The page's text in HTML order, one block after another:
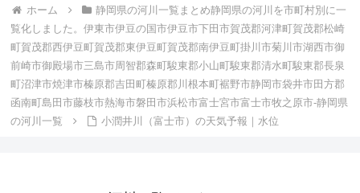
ホーム
静岡県の河川一覧まとめ静岡県の河川を市町村別に一
覧化しました。伊東市伊豆の国市伊豆市下田市賀茂郡河津町賀茂郡松崎
町賀茂郡西伊豆町賀茂郡東伊豆町賀茂郡南伊豆町掛川市菊川市湖西市御
前崎市御殿場市三島市周智郡森町駿東郡小山町駿東郡清水町駿東郡長泉
町沼津市焼津市榛原郡吉田町榛原郡川根本町裾野市静岡市袋井市田方郡
函南町島田市藤枝市熱海市磐田市浜松市富士宮市富士市牧之原市-静岡県
の河川一覧
小潤井川（富士市）の天気予報｜水位